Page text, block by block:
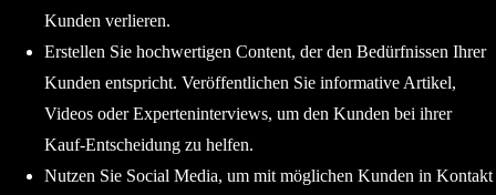
Kunden verlieren.
Erstellen Sie hochwertigen Content, der den Bedürfnissen Ihrer
Kunden entspricht. Veröffentlichen Sie informative Artikel,
Videos oder Experteninterviews, um den Kunden bei ihrer
Kauf-Entscheidung zu helfen.
Nutzen Sie Social Media, um mit möglichen Kunden in Kontakt